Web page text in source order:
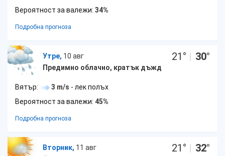
Вероятност за валежи: 34%
Подробна прогноза
Утре, 10 авг
Предимно облачно, кратък дъжд
21 ° | 30°
Вятър: 3 m/s - лек полъх
Вероятност за валежи: 45%
Подробна прогноза
Вторник, 11 авг
21 ° | 32°